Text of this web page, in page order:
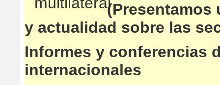
(Presentamos
y actualidad sobre las
Informes y conferencias
internacionales